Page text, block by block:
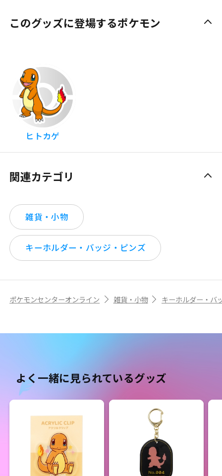
このグッズに登場するポケモン
ヒトカゲ
関連カテゴリ
雑貨・小物
キーホルダー・バッジ・ピンズ
ポケモンセンターオンライン 雑貨・小物 キーホルダー・バ
よく一緒に見られているグッズ